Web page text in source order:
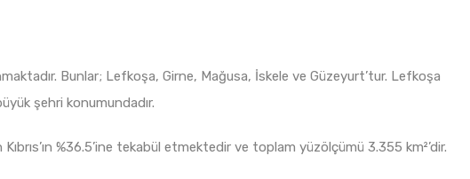
Bunlar; Lefkoşa, Girne, Mağusa, İskele ve Güzeyurt’tur. Lefkoşa
şehri konumundadır.
Kıbrıs’ın %36.5’ine tekabül etmektedir ve toplam yüzölçümü 3.355 km²’dir.